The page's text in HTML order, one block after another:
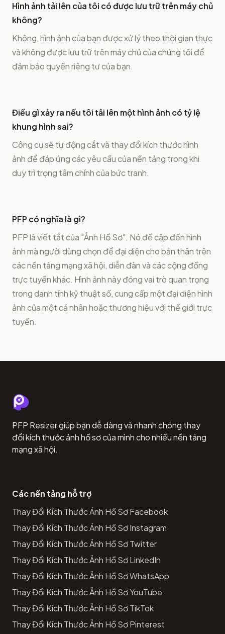
Hình ảnh tải lên của tôi có được lưu trữ trên máy chủ
không?
Không, hình ảnh của bạn được xử lý theo thời gian thực
và không được lưu trữ trên máy chủ của chúng tôi để
đảm bảo quyền riêng tư của bạn.
Điều gì xảy ra nếu tôi tải lên một hình ảnh có tỷ lệ
khung hình sai?
Công cụ sẽ tự động cắt và thay đổi kích thước hình
ảnh để đáp ứng các yêu cầu của nền tảng trong khi
duy trì trọng tâm chính của bức tranh.
PFP có nghĩa là gì?
PFP là viết tắt của "Ảnh Hồ Sơ". Nó đề cập đến hình
ảnh mà người dùng chọn để đại diện cho bản thân trên
các nền tảng mạng xã hội, diễn đàn và các cộng đồng
trực tuyến khác. Hình ảnh này đóng vai trò quan trọng
trong danh tính kỹ thuật số, cung cấp một đại diện hình
ảnh của một cá nhân hoặc thương hiệu với thế giới trực
tuyến.
PFP Resizer giúp bạn dễ dàng và nhanh chóng thay
đổi kích thước ảnh hồ sơ của mình cho nhiều nền tảng
mạng xã hội.
Các nền tảng hỗ trợ
Thay Đổi Kích Thước Ảnh Hồ Sơ Facebook
Thay Đổi Kích Thước Ảnh Hồ Sơ Instagram
Thay Đổi Kích Thước Ảnh Hồ Sơ Twitter
Thay Đổi Kích Thước Ảnh Hồ Sơ LinkedIn
Thay Đổi Kích Thước Ảnh Hồ Sơ WhatsApp
Thay Đổi Kích Thước Ảnh Hồ Sơ YouTube
Thay Đổi Kích Thước Ảnh Hồ Sơ TikTok
Thay Đổi Kích Thước Ảnh Hồ Sơ Pinterest